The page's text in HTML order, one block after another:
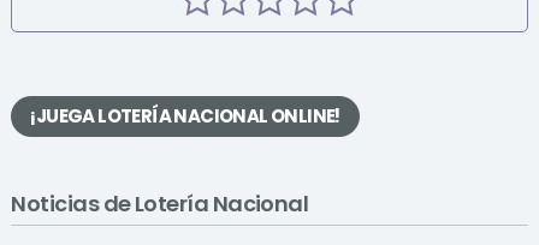
¡JUEGA LOTERÍA NACIONAL ONLINE!
Noticias de Lotería Nacional